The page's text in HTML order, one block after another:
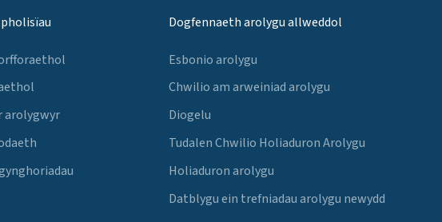
arolygwyr
Dogfennaeth arolygu allweddol
Esbonio arolygu
Chwilio am arweiniad arolygu
Diogelu
Tudalen Chwilio Holiaduron Arolygu
Holiaduron arolygu
Datblygu ein trefniadau arolygu newydd